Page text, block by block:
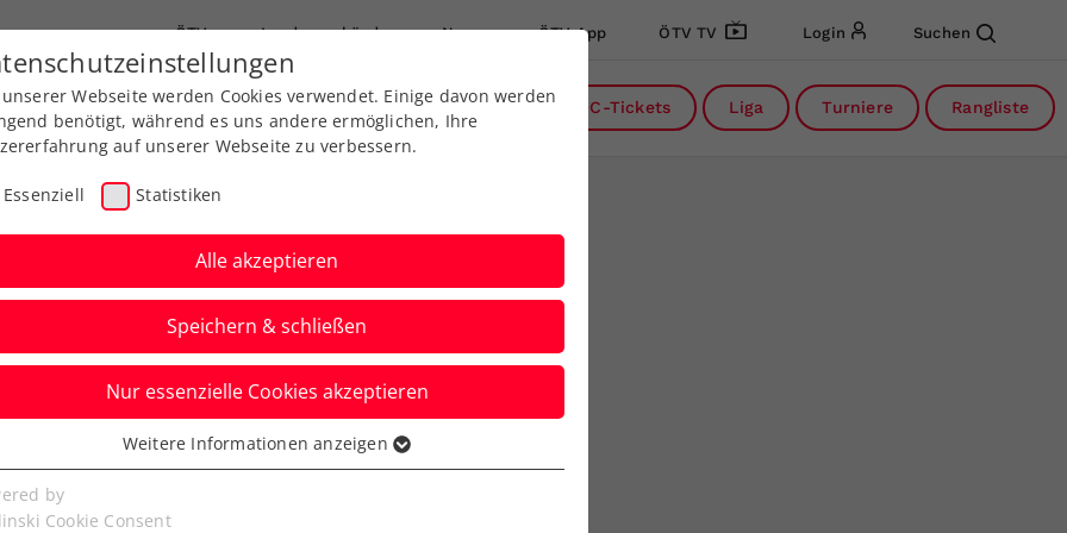
ÖTV Landesverbände News ÖTV App ÖTV TV Login Suchen
Ausbildung Services Über uns DC-Tickets Liga Turniere Rangliste
bei den Erste Bank Open die Wiener
Webseite werden Cookies verwendet. Einige davon werden
benötigt, während es uns andere ermöglichen, Ihre
auf unserer Webseite zu verbessern.
Essenziell Statistiken
Alle akzeptieren
Speichern & schließen
Nur essenzielle Cookies akzeptieren
Cookies werden für grundlegende Funktionen der
benötigt. Dadurch ist gewährleistet, dass die Webseite
Weitere Informationen anzeigen
by
Cookie Consent